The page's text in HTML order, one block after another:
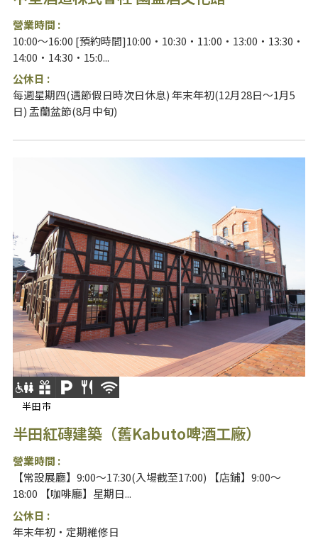
營業時間 :
10:00～16:00 [預約時間]10:00・10:30・11:00・13:00・13:30・
14:00・14:30・15:0...
公休日 :
每週星期四(遇節假日時次日休息) 年末年初(12月28日～1月5
日) 盂蘭盆節(8月中旬)
半田市
半田紅磚建築（舊Kabuto啤酒工廠）
營業時間 :
【常設展廳】9:00～17:30(入場截至17:00) 【店鋪】9:00～
18:00 【咖啡廳】星期日...
公休日 :
年末年初・定期維修日